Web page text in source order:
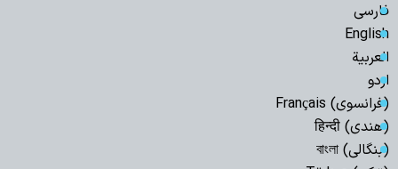
فارسی
English
العربیة
اردو
(فرانسوی) Français
(هندی) हिन्दी
(بنگالی) বাংলা